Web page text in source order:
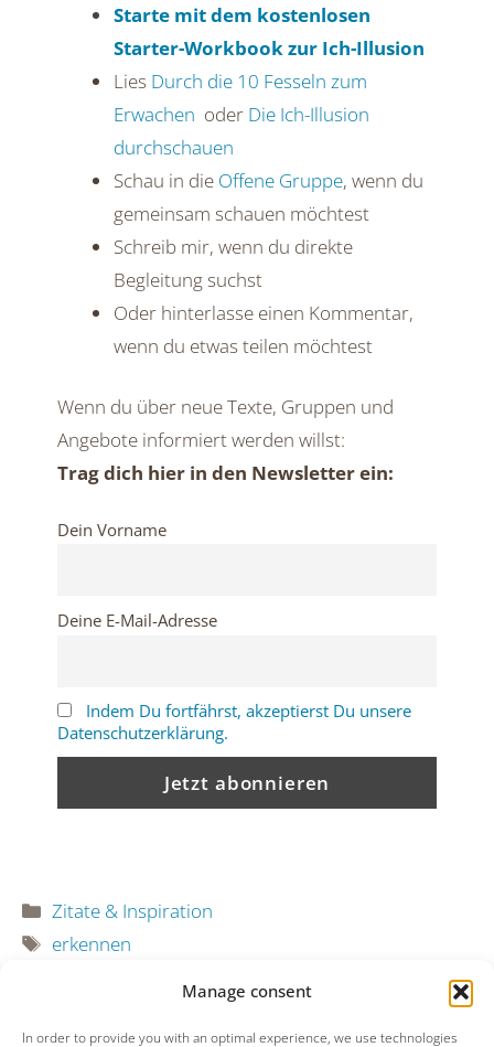
Manage consent
In order to provide you with an optimal experience, we use technologies
Starte mit dem kostenlosen
Starter-Workbook zur Ich-Illusion
Lies Durch die 10 Fesseln zum
Erwachen oder Die Ich-Illusion
durchschauen
Schau in die Offene Gruppe, wenn du
gemeinsam schauen möchtest
Schreib mir, wenn du direkte
Begleitung suchst
Oder hinterlasse einen Kommentar,
wenn du etwas teilen möchtest
Wenn du über neue Texte, Gruppen und
Angebote informiert werden willst:
Trag dich hier in den Newsletter ein:
Dein Vorname
Deine E-Mail-Adresse
Indem Du fortfährst, akzeptierst Du unsere
Datenschutzerklärung.
Kategorien
Zitate & Inspiration
Schlagwörter
erkennen
Hölle ist der Glaube daran, dass die Geschichten